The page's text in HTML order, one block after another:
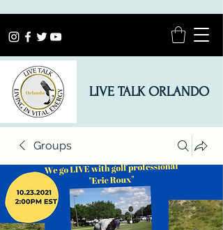
LIVE TALK ORLANDO
Groups